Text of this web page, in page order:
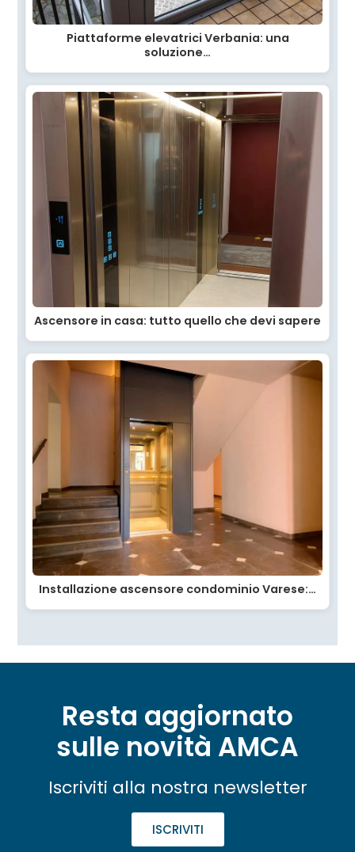
Piattaforme elevatrici Verbania: una
soluzione…
Ascensore in casa: tutto quello che devi sapere
Installazione ascensore condominio Varese:…
Resta aggiornato
sulle novità AMCA
Iscriviti alla nostra newsletter
ISCRIVITI